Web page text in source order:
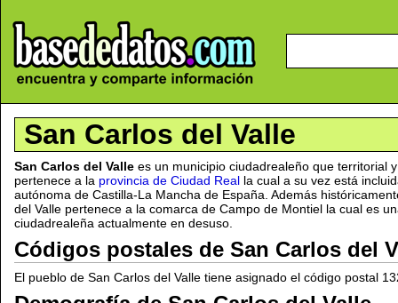
San Carlos del Valle
San Carlos del Valle es un municipio ciudadrealeño que territorial
pertenece a la provincia de Ciudad Real la cual a su vez está
autónoma de Castilla-La Mancha de España. Además
del Valle pertenece a la comarca de Campo de Montiel la cual es
ciudadrealeña actualmente en desuso.
Códigos postales de San Carlos del
El pueblo de San Carlos del Valle tiene asignado el código postal